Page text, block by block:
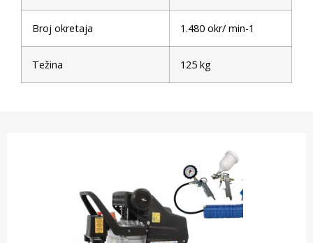
Broj okretaja 1.480 okr/ min-1
Težina 125 kg